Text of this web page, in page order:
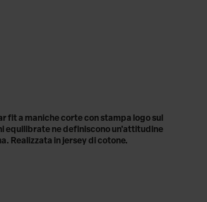
fit a maniche corte con stampa logo sul
equilibrate ne definiscono un'attitudine
Realizzata in jersey di cotone.